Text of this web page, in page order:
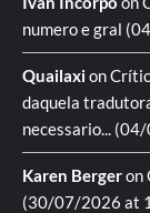
numero e gral
Quailaxion
daquela
necessario... (04/
Karen Bergeron
(30/07/2026 at